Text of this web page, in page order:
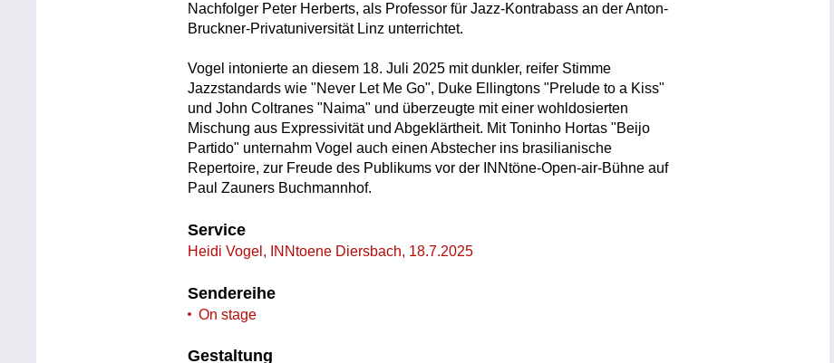
Nachfolger Peter Herberts, als Professor für Jazz-Kontrabass an der Anton-
Bruckner-Privatuniversität Linz unterrichtet.
Vogel intonierte an diesem 18. Juli 2025 mit dunkler, reifer Stimme
Jazzstandards wie "Never Let Me Go", Duke Ellingtons "Prelude to a Kiss"
und John Coltranes "Naima" und überzeugte mit einer wohldosierten
Mischung aus Expressivität und Abgeklärtheit. Mit Toninho Hortas "Beijo
Partido" unternahm Vogel auch einen Abstecher ins brasilianische
Repertoire, zur Freude des Publikums vor der INNtöne-Open-air-Bühne auf
Paul Zauners Buchmannhof.
Service
Heidi Vogel, INNtoene Diersbach, 18.7.2025
Sendereihe
On stage
Gestaltung